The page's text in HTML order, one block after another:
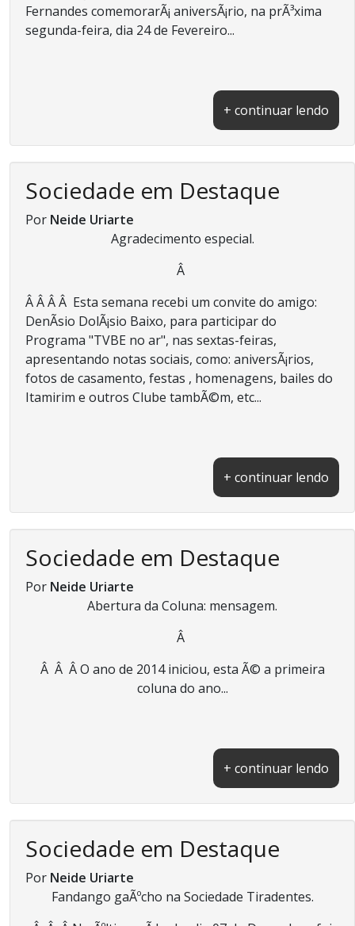
Fernandes comemorarÃ¡ aniversÃ¡rio, na prÃ³xima
segunda-feira, dia 24 de Fevereiro...
+ continuar lendo
Sociedade em Destaque
Por Neide Uriarte
Agradecimento especial.
Â
Â Â Â Â Esta semana recebi um convite do amigo:
DenÃ­sio DolÃ¡sio Baixo, para participar do
Programa "TVBE no ar", nas sextas-feiras,
apresentando notas sociais, como: aniversÃ¡rios,
fotos de casamento, festas , homenagens, bailes do
Itamirim e outros Clube tambÃ©m, etc...
+ continuar lendo
Sociedade em Destaque
Por Neide Uriarte
Abertura da Coluna: mensagem.
Â
Â Â Â O ano de 2014 iniciou, esta Ã© a primeira
coluna do ano...
+ continuar lendo
Sociedade em Destaque
Por Neide Uriarte
Fandango gaÃºcho na Sociedade Tiradentes.